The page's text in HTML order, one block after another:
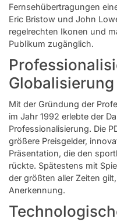
Fernsehübertragungen
Eric Bristow und John
regelrechten Ikonen und
Publikum zugänglich.
Globalisierung
Mit der Gründung der
im Jahr 1992 erlebte der
Professionalisierung. Die
größere Preisgelder,
Präsentation, die den
rückte. Spätestens mit
der größten aller Zeiten
Anerkennung.